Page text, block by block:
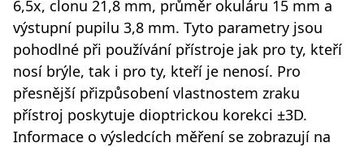
6,5x, clonu 21,8 mm, průměr okuláru 15 mm a
výstupní pupilu 3,8 mm. Tyto parametry jsou
pohodlné při používání přístroje jak pro ty, kteří
nosí brýle, tak i pro ty, kteří je nenosí. Pro
přesnější přizpůsobení vlastnostem zraku
přístroj poskytuje dioptrickou korekci ±3D.
Informace o výsledcích měření se zobrazují na